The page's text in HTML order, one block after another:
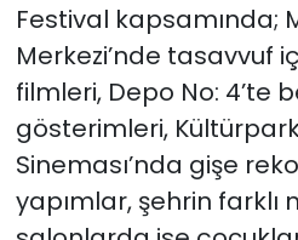
Festival kapsamında;
Merkezi’nde tasavvuf
filmleri, Depo No: 4’te
gösterimleri,
Sineması’nda gişe
yapımlar, şehrin farklı